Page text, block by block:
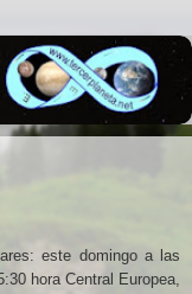
este domingo a las
hora Central Europea,